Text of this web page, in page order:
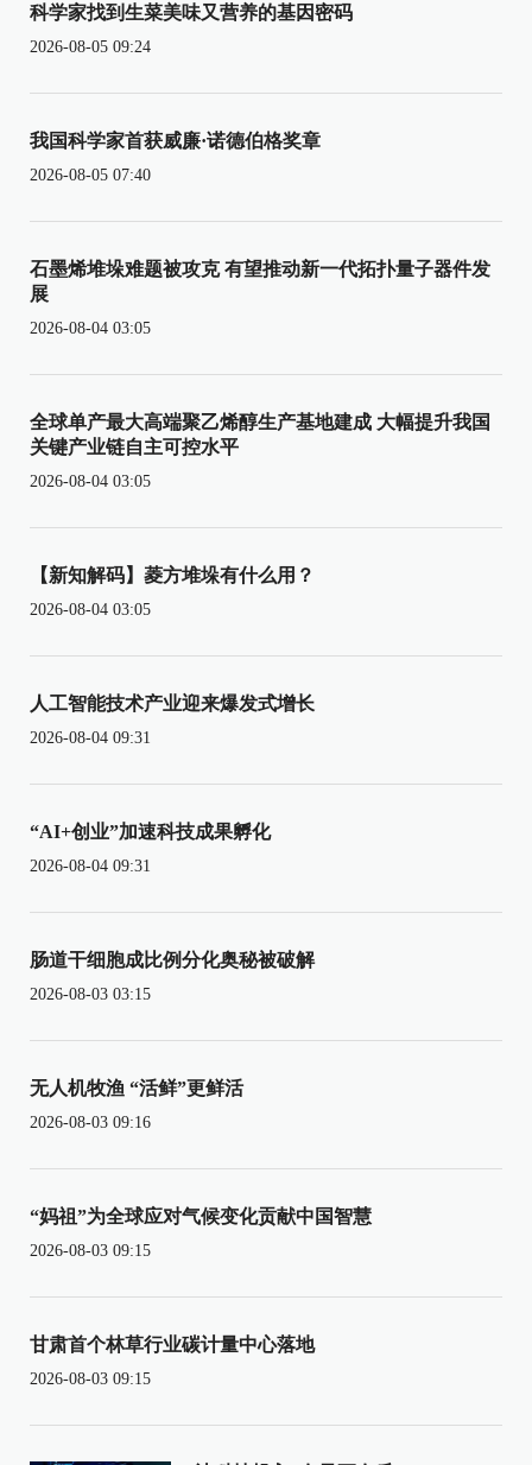
科学家找到生菜美味又营养的基因密码
2026-08-05 09:24
我国科学家首获威廉·诺德伯格奖章
2026-08-05 07:40
石墨烯堆垛难题被攻克 有望推动新一代拓扑量子器件发
展
2026-08-04 03:05
全球单产最大高端聚乙烯醇生产基地建成 大幅提升我国
关键产业链自主可控水平
2026-08-04 03:05
【新知解码】菱方堆垛有什么用？
2026-08-04 03:05
人工智能技术产业迎来爆发式增长
2026-08-04 09:31
“AI+创业”加速科技成果孵化
2026-08-04 09:31
肠道干细胞成比例分化奥秘被破解
2026-08-03 03:15
无人机牧渔 “活鲜”更鲜活
2026-08-03 09:16
“妈祖”为全球应对气候变化贡献中国智慧
2026-08-03 09:15
甘肃首个林草行业碳计量中心落地
2026-08-03 09:15